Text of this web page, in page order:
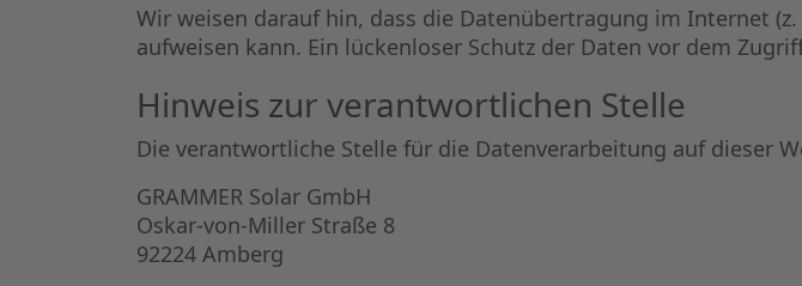
Wir weisen darauf hin, dass die Datenübertragung im Internet
aufweisen kann. Ein lückenloser Schutz der Daten vor dem
Hinweis zur verantwortlichen Stelle
Die verantwortliche Stelle für die Datenverarbeitung auf dieser
GRAMMER Solar GmbH
Oskar-von-Miller Straße 8
92224 Amberg